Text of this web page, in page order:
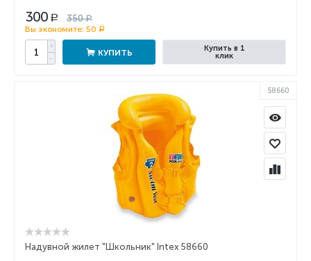
300 Р 350 Р
Вы экономите: 50 Р
+
−
КУПИТЬ
Купить в 1
клик
58660
Надувной жилет "Школьник" Intex 58660